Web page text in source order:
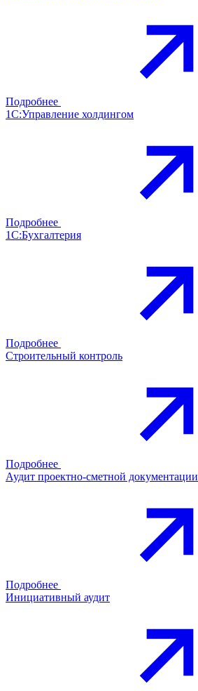
Подробнее
1С:Управление холдингом
Подробнее
1С:Бухгалтерия
Подробнее
Строительный контроль
Подробнее
Аудит проектно-сметной документации
Подробнее
Инициативный аудит